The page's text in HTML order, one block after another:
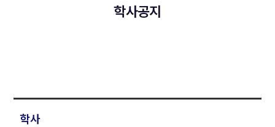
학사공지
학사